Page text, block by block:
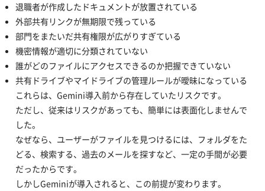
退職者が作成したドキュメントが放置されている
外部共有リンクが無期限で残っている
部門をまたいだ共有権限が広がりすぎている
機密情報が適切に分類されていない
誰がどのファイルにアクセスできるのか把握できていない
共有ドライブやマイドライブの管理ルールが曖昧になっている
これらは、Gemini導入前から存在していたリスクです。
ただし、従来はリスクがあっても、簡単には表面化しませんで
した。
なぜなら、ユーザーがファイルを見つけるには、フォルダをた
どる、検索する、過去のメールを探すなど、一定の手間が必要
だったからです。
しかしGeminiが導入されると、この前提が変わります。